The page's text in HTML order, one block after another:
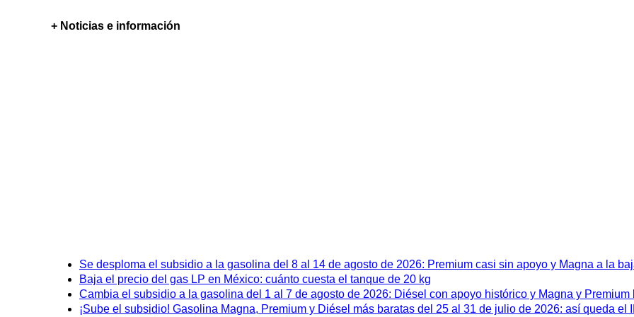
+ Noticias e información
Se desploma el subsidio a la gasolina del 8 al 14 de agosto de 2026: Premium casi sin apoyo y Magna a la
Baja el precio del gas LP en México: cuánto cuesta el tanque de 20 kg
Cambia el subsidio a la gasolina del 1 al 7 de agosto de 2026: Diésel con apoyo histórico y Magna y Premium
¡Sube el subsidio! Gasolina Magna, Premium y Diésel más baratas del 25 al 31 de julio de 2026: así queda el